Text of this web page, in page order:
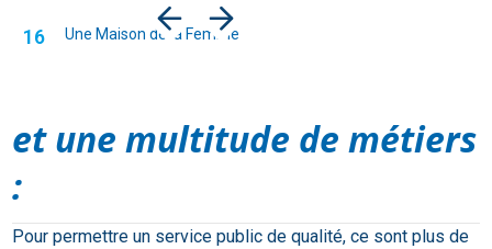
16 Une Maison de la Femme
et une multitude de métiers
:
Pour permettre un service public de qualité, ce sont plus de